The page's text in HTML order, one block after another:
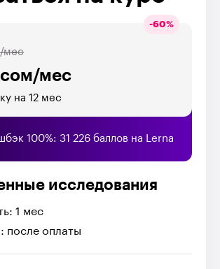
-60%
мес
мес
на 12 мес
100%: 31 226 баллов на Lerna
исследования
1 мес
после оплаты